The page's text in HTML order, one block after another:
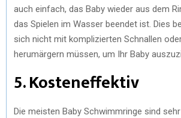
auch einfach, das Baby wieder aus dem
das Spielen im Wasser beendet ist. Dies
sich nicht mit komplizierten Schnallen
herumärgern müssen, um Ihr Baby
5. Kosteneffektiv
Die meisten Baby Schwimmringe sind